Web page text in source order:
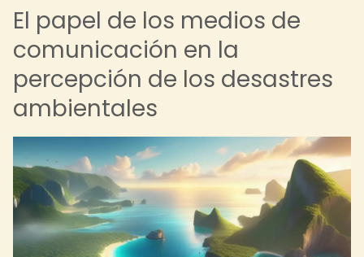
El papel de los medios de
comunicación en la
percepción de los desastres
ambientales